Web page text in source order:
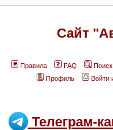
Сайт
Правила FAQ
Поиск
Профиль
Войти
Телеграм-